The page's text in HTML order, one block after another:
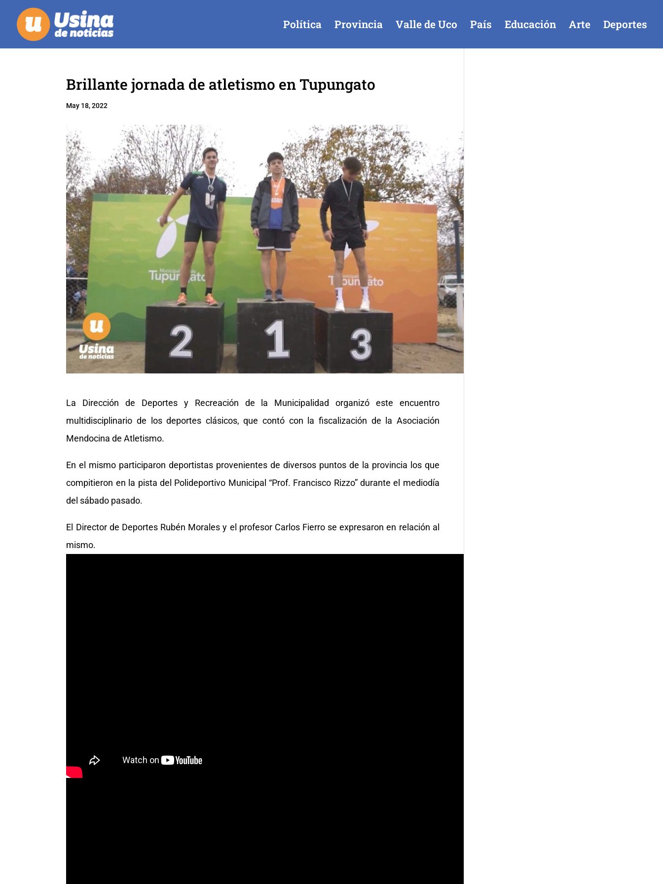
Política Provincia Valle de Uco País Educación Arte Deportes
Brillante jornada de atletismo en Tupungato
May 18, 2022
La Dirección de Deportes y Recreación de la Municipalidad organizó este encuentro
multidisciplinario de los deportes clásicos, que contó con la fiscalización de la Asociación
Mendocina de Atletismo.
En el mismo participaron deportistas provenientes de diversos puntos de la provincia los que
compitieron en la pista del Polideportivo Municipal “Prof. Francisco Rizzo” durante el mediodía
del sábado pasado.
El Director de Deportes Rubén Morales y el profesor Carlos Fierro se expresaron en relación al
mismo.